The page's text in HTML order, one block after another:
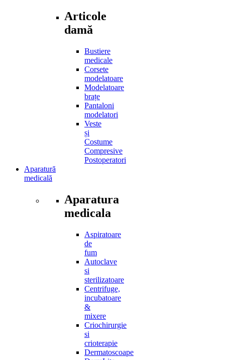
Articole
damă
Bustiere
medicale
Corsete
modelatoare
Modelatoare
brațe
Pantaloni
modelatori
Veste
și
Costume
Compresive
Postoperatori
Aparatură
medicală
Aparatura
medicala
Aspiratoare
de
fum
Autoclave
si
sterilizatoare
Centrifuge,
incubatoare
&
mixere
Criochirurgie
si
crioterapie
Dermatoscoape